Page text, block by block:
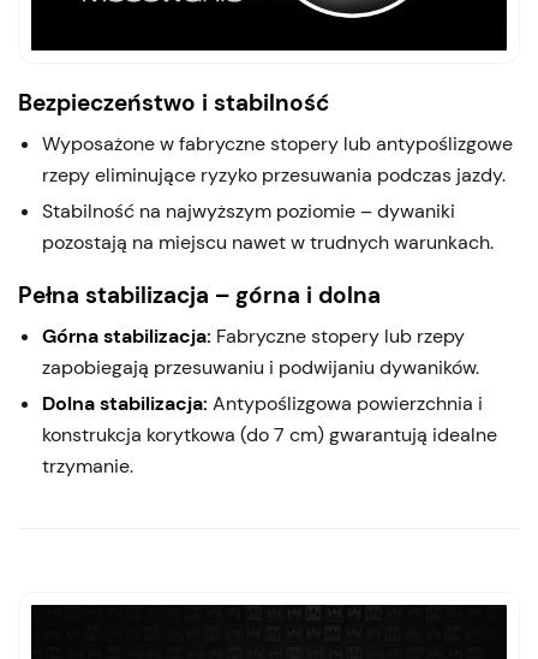
Bezpieczeństwo i stabilność
Wyposażone w fabryczne stopery lub antypoślizgowe
rzepy eliminujące ryzyko przesuwania podczas jazdy.
Stabilność na najwyższym poziomie – dywaniki
pozostają na miejscu nawet w trudnych warunkach.
Pełna stabilizacja – górna i dolna
Górna stabilizacja: Fabryczne stopery lub rzepy
zapobiegają przesuwaniu i podwijaniu dywaników.
Dolna stabilizacja: Antypoślizgowa powierzchnia i
konstrukcja korytkowa (do 7 cm) gwarantują idealne
trzymanie.